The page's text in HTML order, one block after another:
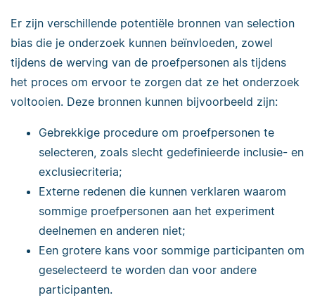
Er zijn verschillende potentiële bronnen van selection
bias die je onderzoek kunnen beïnvloeden, zowel
tijdens de werving van de proefpersonen als tijdens
het proces om ervoor te zorgen dat ze het onderzoek
voltooien. Deze bronnen kunnen bijvoorbeeld zijn:
Gebrekkige procedure om proefpersonen te
selecteren, zoals slecht gedefinieerde inclusie- en
exclusiecriteria;
Externe redenen die kunnen verklaren waarom
sommige proefpersonen aan het experiment
deelnemen en anderen niet;
Een grotere kans voor sommige participanten om
geselecteerd te worden dan voor andere
participanten.